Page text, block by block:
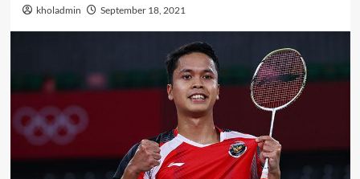
kholadmin September 18, 2021